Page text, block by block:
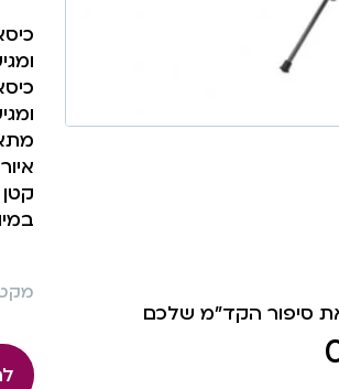
מקט:
סיפור הקד"מ שלכם